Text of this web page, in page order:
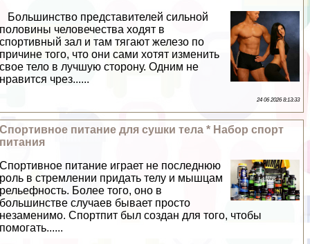
Большинство представителей сильной
половины человечества ходят в
спортивный зал и там тягают железо по
причине того, что они сами хотят изменить
свое тело в лучшую сторону. Одним не
нравится чрез......
24 06 2026 8:13:33
Спортивное питание для сушки тела * Набор спорт
питания
Спортивное питание играет не последнюю
роль в стремлении придать телу и мышцам
рельефность. Более того, оно в
большинстве случаев бывает просто
незаменимо. Спортпит был создан для того, чтобы
помогать......